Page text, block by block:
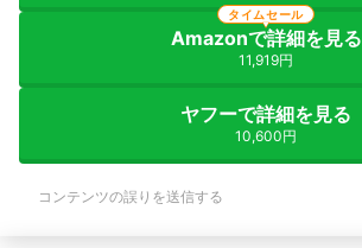
Amazonで詳細を見る
11,919円
タイムセール
ヤフーで詳細を見る
10,600円
コンテンツの誤りを送信する